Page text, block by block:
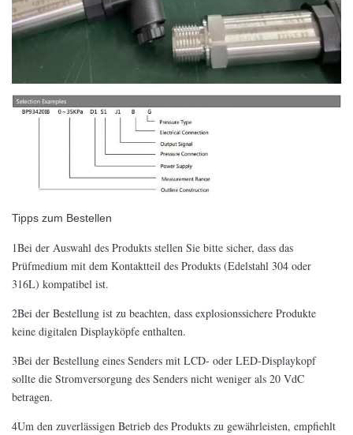
Tipps zum Bestellen
1Bei der Auswahl des Produkts stellen Sie bitte sicher, dass das
Prüfmedium mit dem Kontaktteil des Produkts (Edelstahl 304 oder
316L) kompatibel ist.
2Bei der Bestellung ist zu beachten, dass explosionssichere Produkte
keine digitalen Displayköpfe enthalten.
3Bei der Bestellung eines Senders mit LCD- oder LED-Displaykopf
sollte die Stromversorgung des Senders nicht weniger als 20 VdC
betragen.
4Um den zuverlässigen Betrieb des Produkts zu gewährleisten, empfiehlt